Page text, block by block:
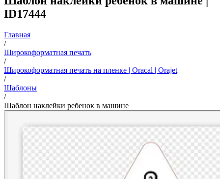
ID17444
Главная
/
Широкоформатная печать
/
Широкоформатная печать на пленке | Oracal | Orajet
/
Шаблоны
/
Шаблон наклейки ребенок в машине